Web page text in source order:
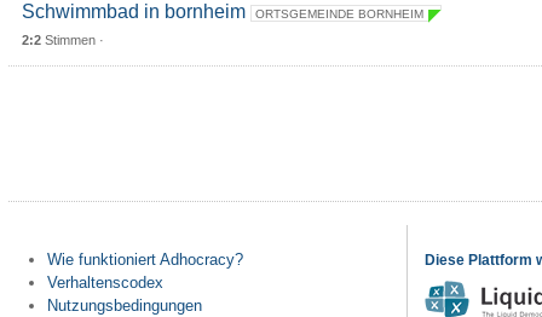
Schwimmbad in bornheim ORTSGEMEINDE BORNHEIM
2:2Stimmen ·
Wie funktioniert Adhocracy?
Verhaltenscodex
Nutzungsbedingungen
Diese Plattform